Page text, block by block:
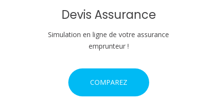
Devis Assurance
Simulation en ligne de votre assurance
emprunteur !
COMPAREZ